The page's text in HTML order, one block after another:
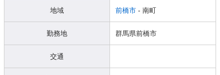
地域 前橋市 - 南町
勤務地 群馬県前橋市
交通